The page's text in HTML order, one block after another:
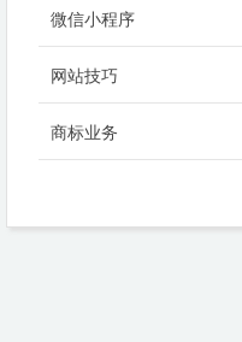
微信小程序
网站技巧
商标业务